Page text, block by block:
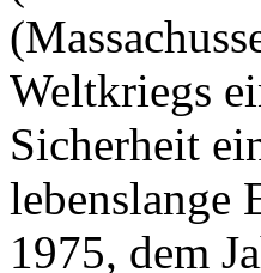
Weltkriegs
Sicherheit
lebenslange
1975, dem